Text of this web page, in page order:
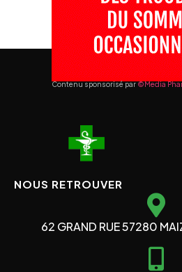
Contenu sponsorisé par ©Media
NOUS RETROUVER
62 GRAND RUE 57280